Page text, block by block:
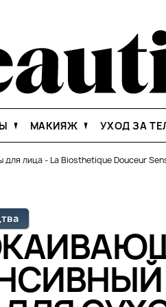
МАКИЯЖ УХОД ЗА
для лица- La Biosthetique Douceur